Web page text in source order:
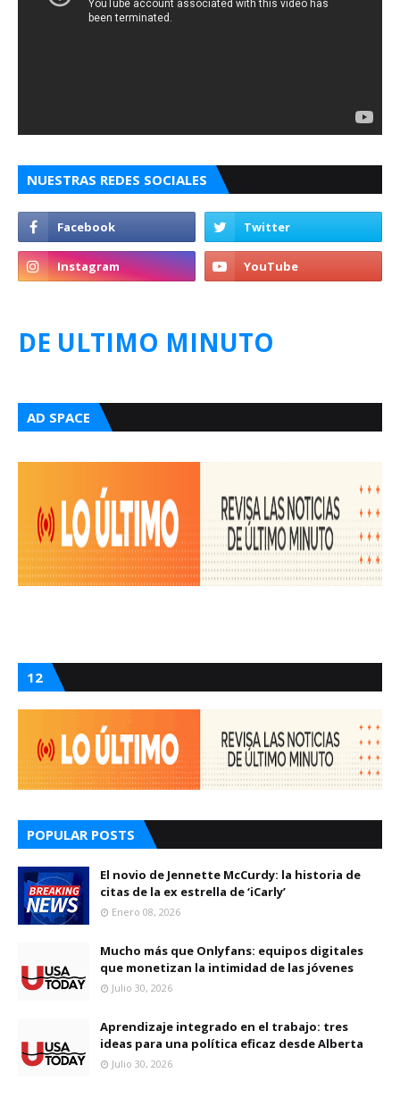
NUESTRAS REDES SOCIALES
DE ULTIMO MINUTO
AD SPACE
12
POPULAR POSTS
El novio de Jennette McCurdy: la historia de
citas de la ex estrella de ‘iCarly’
Enero 08, 2026
Mucho más que Onlyfans: equipos digitales
que monetizan la intimidad de las jóvenes
Julio 30, 2026
Aprendizaje integrado en el trabajo: tres
ideas para una política eficaz desde Alberta
Julio 30, 2026